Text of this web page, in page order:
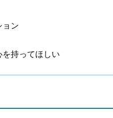
ョン
持ってほしい